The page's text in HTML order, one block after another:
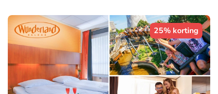
25% korting